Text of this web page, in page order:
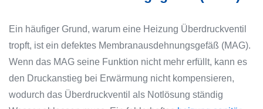
Ein häufiger Grund, warum eine Heizung Überdruckventil
tropft, ist ein defektes Membranausdehnungsgefäß (MAG).
Wenn das MAG seine Funktion nicht mehr erfüllt, kann es
den Druckanstieg bei Erwärmung nicht kompensieren,
wodurch das Überdruckventil als Notlösung ständig